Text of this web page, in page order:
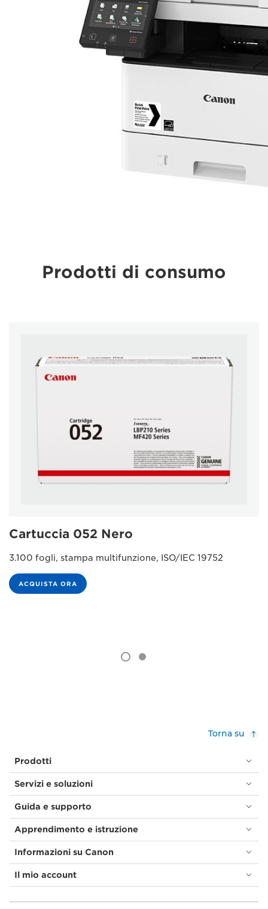
Prodotti di consumo
Cartuccia 052 Nero
3.100 fogli, stampa multifunzione, ISO/IEC 19752
ACQUISTA ORA
Torna su
Prodotti
Servizi e soluzioni
Guida e supporto
Apprendimento e istruzione
Informazioni su Canon
Il mio account